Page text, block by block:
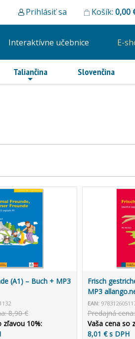
Prihlásiť sa Košík: 0,00
Interaktívne učebnice E-
Taliančina Slovenčina
(A1) – Buch + MP3
8,90 €
zľavou 10%:
Frisch
MP3
EAN:
Predajná
Vaša cena so
8,01 € s DPH